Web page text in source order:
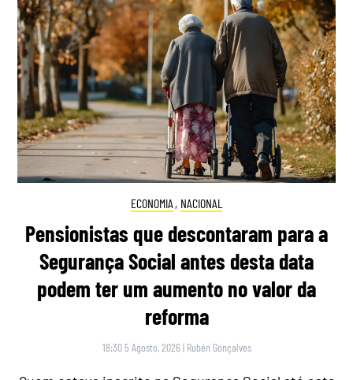
ECONOMIA , NACIONAL
Pensionistas que descontaram para a
Segurança Social antes desta data
podem ter um aumento no valor da
reforma
18:30 5 Agosto, 2026 | Rubén Gonçalves